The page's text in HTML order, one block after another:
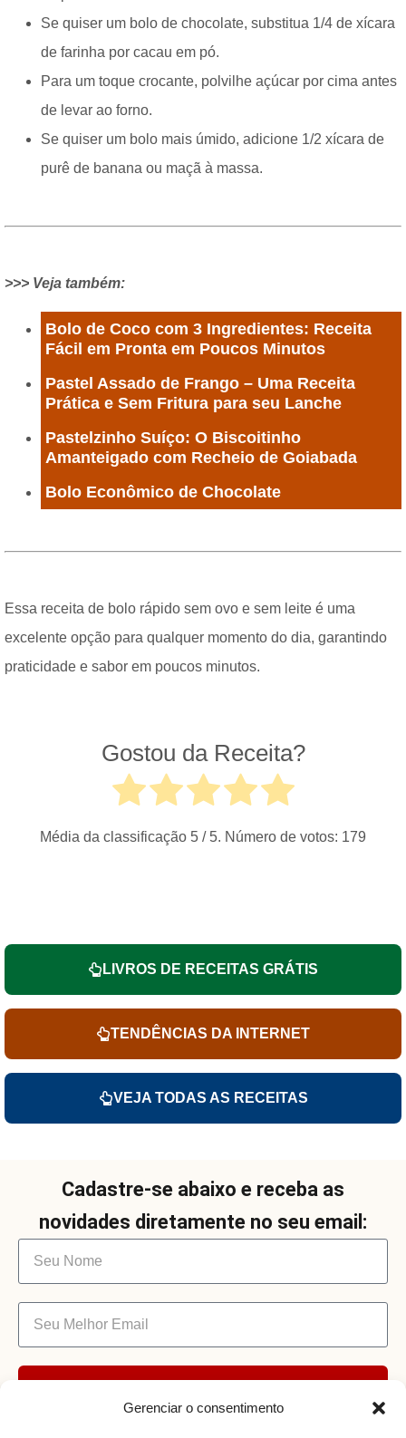
Gerenciar o consentimento
Se quiser um bolo de chocolate, substitua 1/4 de xícara
de farinha por cacau em pó.
Para um toque crocante, polvilhe açúcar por cima antes
de levar ao forno.
Se quiser um bolo mais úmido, adicione 1/2 xícara de
purê de banana ou maçã à massa.
>>> Veja também:
Bolo de Coco com 3 Ingredientes: Receita
Fácil em Pronta em Poucos Minutos
Pastel Assado de Frango – Uma Receita
Prática e Sem Fritura para seu Lanche
Pastelzinho Suíço: O Biscoitinho
Amanteigado com Recheio de Goiabada
Bolo Econômico de Chocolate
Essa receita de bolo rápido sem ovo e sem leite é uma
excelente opção para qualquer momento do dia, garantindo
praticidade e sabor em poucos minutos.
Gostou da Receita?
Média da classificação 5 / 5. Número de votos: 179
LIVROS DE RECEITAS GRÁTIS
TENDÊNCIAS DA INTERNET
VEJA TODAS AS RECEITAS
Cadastre-se abaixo e receba as
novidades diretamente no seu email: